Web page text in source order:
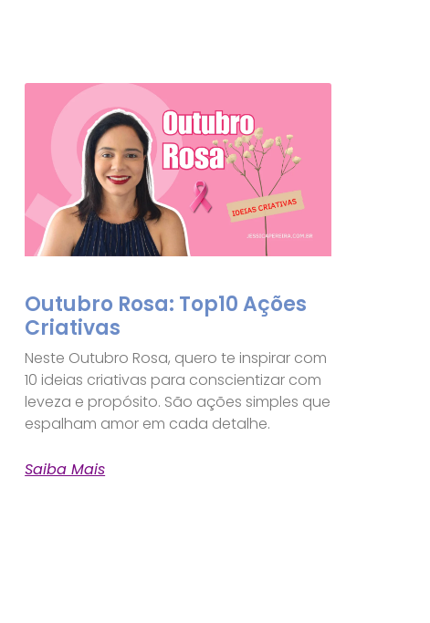
Outubro Rosa: Top10 Ações
Criativas
Neste Outubro Rosa, quero te inspirar com
10 ideias criativas para conscientizar com
leveza e propósito. São ações simples que
espalham amor em cada detalhe.
Saiba Mais